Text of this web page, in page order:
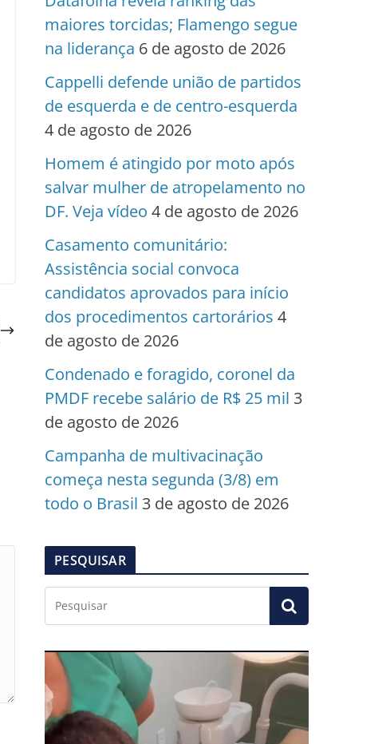
maiores torcidas; Flamengo segue
na liderança 6 de agosto de 2026
Cappelli defende união de partidos
de esquerda e de centro-esquerda
4 de agosto de 2026
Homem é atingido por moto após
salvar mulher de atropelamento no
DF. Veja vídeo 4 de agosto de 2026
Casamento comunitário:
Assistência social convoca
candidatos aprovados para início
dos procedimentos cartorários 4
de agosto de 2026
Condenado e foragido, coronel da
PMDF recebe salário de R$ 25 mil 3
de agosto de 2026
Campanha de multivacinação
começa nesta segunda (3/8) em
todo o Brasil 3 de agosto de 2026
PESQUISAR